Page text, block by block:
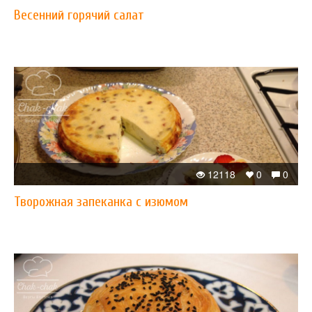
Весенний горячий салат
0
0
12118
Творожная запеканка с изюмом